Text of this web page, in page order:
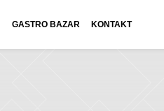
GASTRO BAZAR KONTAKT